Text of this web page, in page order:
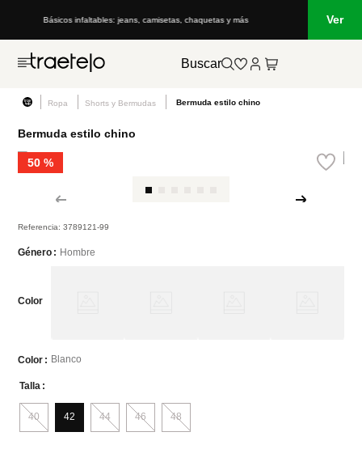
Lo que está de moda en Venezuela: marcas, estilo y tendencias Ver
Buscar
Ropa Shorts y Bermudas Bermuda estilo chino
Bermuda estilo chino
50 %
Referencia:3789121-99
Género Hombre
Color
Color Blanco
Talla
40 42 44 46 48